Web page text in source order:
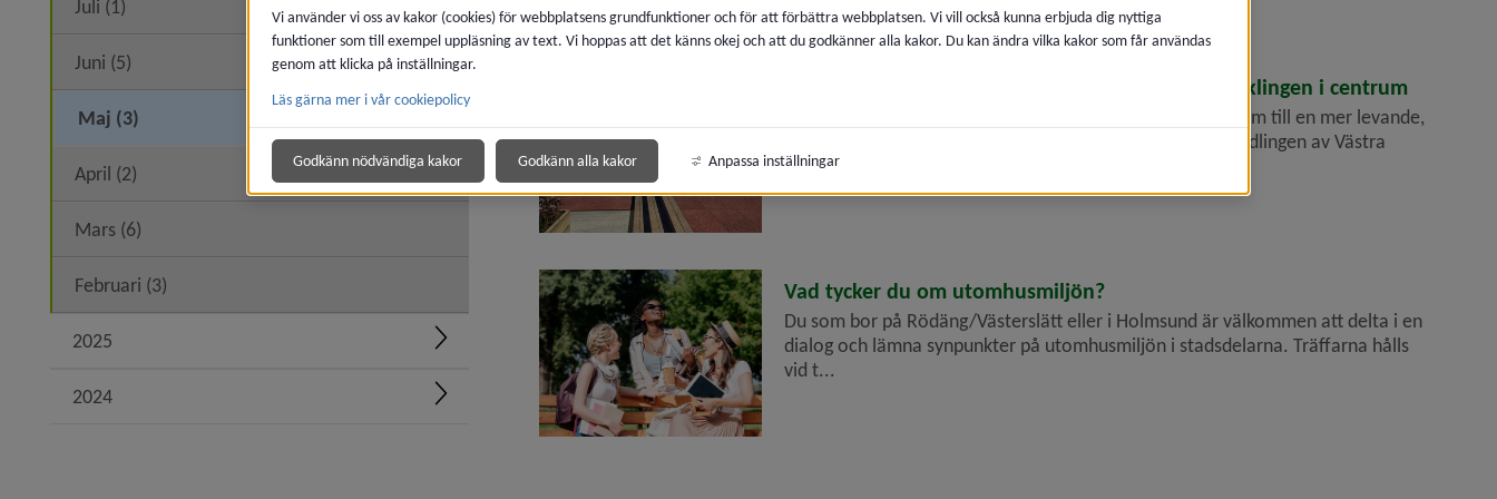
Juli (1)
Juni (5)
Maj (3)
April (2)
Mars (6)
Februari (3)
2025 Expandera
2024 Expandera
Ny lekyta vid Västra Esplanaden – en del av utvecklingen i centrum
Umeå kommun fortsätter arbetet med att utveckla centrum till en mer levande,
attraktiv och inbjudande plats. Som en del av stadsomvandlingen av Västra
Esplanade...
2026-05-19
Vad tycker du om utomhusmiljön?
Du som bor på Rödäng/Västerslätt eller i Holmsund är välkommen att delta i en
dialog och lämna synpunkter på utomhusmiljön i stadsdelarna. Träffarna hålls
vid t...
Vi använder vi oss av kakor (cookies) för webbplatsens grundfunktioner och för att förbättra webbplatsen. Vi vill också kunna erbjuda dig nyttiga
funktioner som till exempel uppläsning av text. Vi hoppas att det känns okej och att du godkänner alla kakor. Du kan ändra vilka kakor som får användas
genom att klicka på inställningar.
Läs gärna mer i vår cookiepolicy
Godkänn nödvändiga kakor Godkänn alla kakor Anpassa inställningar